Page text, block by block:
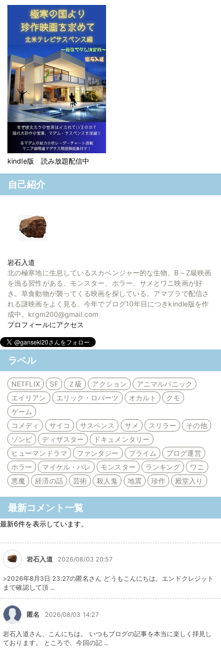
kindle版 読み放題配信中
自己紹介
岩石入道
北の極寒地に生息しているスカベンジャー的な生物。B～Z級映画
を漁る習性がある。モンスター、ホラー、サメとワニ映画が好
き。草食動物が襲ってくる映画を探している。アマプラで配信さ
れる謎映画をよく見る。今年でブログ10年目につきkindle版を作
成中。krgm200@gmail.com
プロフィールにアクセス
ラベル
NETFLIX SF Ｚ級 アクション
アニマルパニック
エイリアン
エリック・ロバーツ オカルト
クモ
ゲーム
コメディ
サイコ サスペンス サメ スリラー
その他
ゾンビ
ディザスター
ドキュメンタリー
ヒューマンドラマ
ファンタジー プライム
ブログ運営
ホラー
マイケル・パレ モンスター ランキング
ワニ
悪魔
経済の話 芸術 殺人鬼 地震 珍作 殿堂入り
最新コメント一覧
最新6件を表示しています。
岩石入道 2026/08/03 20:57
>2026年8月3日 23:27の匿名さん どうもこんにちは。エンドクレジット
まで確認して頂 ...
匿名 2026/08/03 14:27
岩石入道さん、こんにちは。 いつもブログの記事を本当に楽しく拝見し
ております。 ところで、今回の記 ...